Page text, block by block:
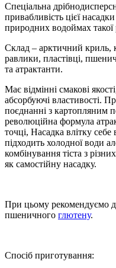
Спеціальна
привабливість цієї
природних водоймах
Склад – арктичний криль,
равлики, пластівці,
та атрактанти.
Має відмінні смакові
абсорбуючі властивості.
поєднанні з картопляним
революційна формула
точці, Насадка влітку
підходить холодної води
комбінування тіста з
як самостійну насадку.
При цьому рекомендуємо
пшеничного глютену.
Спосіб приготування: